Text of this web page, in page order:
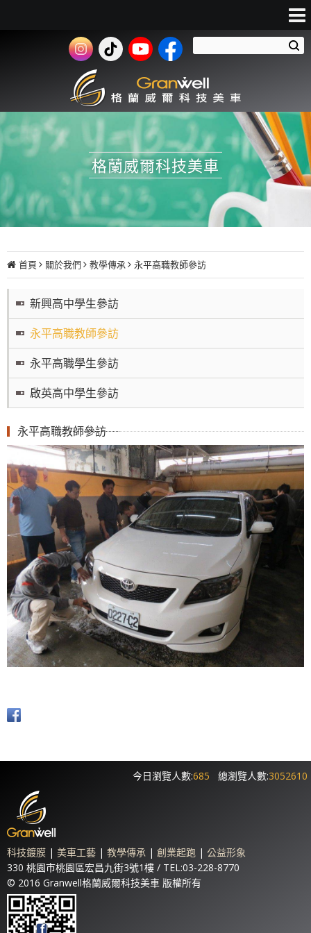
格蘭威爾科技美車
首頁 關於我們 教學傳承 永平高職教師參訪
新興高中學生參訪
永平高職教師參訪
永平高職學生參訪
啟英高中學生參訪
永平高職教師參訪
今日瀏覽人數:685 總瀏覽人數:3052610
科技鍍膜 | 美車工藝 | 教學傳承 | 創業起跑 | 公益形象
330 桃園市桃園區宏昌九街3號1樓 / TEL:03-228-8770
© 2016 Granwell格蘭威爾科技美車 版權所有